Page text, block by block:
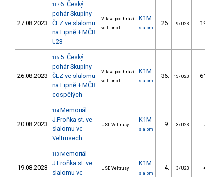
27.08.2023
117 6. Český
pohár Skupiny
ČEZ ve slalomu
na Lipně + MČR
U23
Vltava pod hrází
vd Lipno I
K1M
slalom
26. 9/U23 19.43
26.08.2023
116 5. Český
pohár Skupiny
ČEZ ve slalomu
na Lipně + MČR
dospělých
Vltava pod hrází
vd Lipno I
K1M
slalom
36. 13/U23 61.56
20.08.2023
114 Memoriál
J.Froňka st. ve
slalomu ve
Veltrusech
USD Veltrusy
K1M
slalom
9. 3/U23 7.53
19.08.2023
113 Memoriál
J.Froňka st. ve
slalomu ve
USD Veltrusy
K1M
slalom
4. 3/U23 4.86